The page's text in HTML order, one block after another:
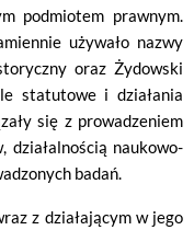
podmiotem prawnym.
używało nazwy
oraz Żydowski
statutowe i działania
się z prowadzeniem
działalnością naukowo-
badań.
z działającym w jego